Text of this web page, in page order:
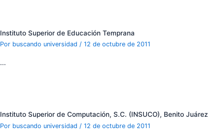
Instituto Superior de Educación Temprana
Por buscando universidad / 12 de octubre de 2011
…
Instituto Superior de Computación, S.C. (INSUCO), Benito Juárez
Por buscando universidad / 12 de octubre de 2011